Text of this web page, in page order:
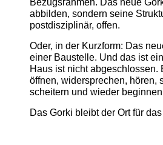
Bezugsrahmen. Das neue
abbilden, sondern seine
postdisziplinär, offen.
Oder, in der Kurzform: Das
einer Baustelle. Und das ist
Haus ist nicht abgeschlossen.
öffnen, widersprechen, hören,
scheitern und wieder
Das Gorki bleibt der Ort für